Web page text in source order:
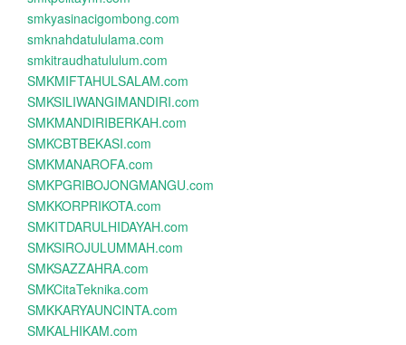
smkyasinacigombong.com
smknahdatululama.com
smkitraudhatululum.com
SMKMIFTAHULSALAM.com
SMKSILIWANGIMANDIRI.com
SMKMANDIRIBERKAH.com
SMKCBTBEKASI.com
SMKMANAROFA.com
SMKPGRIBOJONGMANGU.com
SMKKORPRIKOTA.com
SMKITDARULHIDAYAH.com
SMKSIROJULUMMAH.com
SMKSAZZAHRA.com
SMKCitaTeknika.com
SMKKARYAUNCINTA.com
SMKALHIKAM.com